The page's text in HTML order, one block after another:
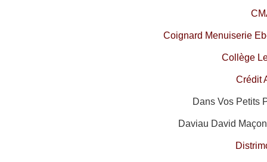
Coignard Menuiserie
Collège
Crédit
Dans Vos Petits
Daviau David